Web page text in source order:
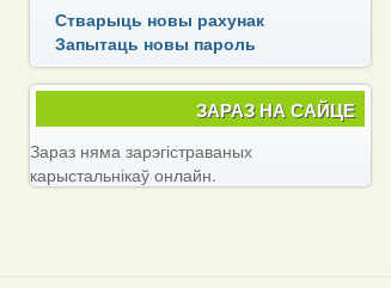
Стварыць новы рахунак
Запытаць новы пароль
ЗАРАЗ НА САЙЦЕ
Зараз няма зарэгістраваных
карыстальнікаў онлайн.